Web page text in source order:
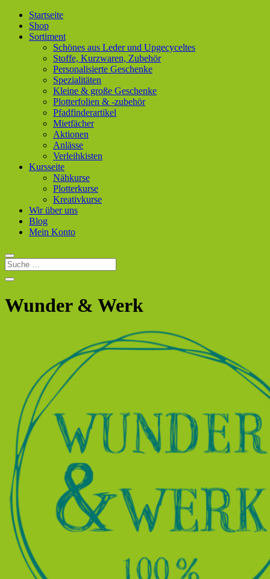
Startseite
Shop
Sortiment
Schönes aus Leder und Upgecyceltes
Stoffe, Kurzwaren, Zubehör
Personalisierte Geschenke
Spezialitäten
Kleine & große Geschenke
Plotterfolien & -zubehör
Pfadfinderartikel
Mietfächer
Aktionen
Anlässe
Verleihkisten
Kursseite
Nähkurse
Plotterkurse
Kreativkurse
Wir über uns
Blog
Mein Konto
Wunder & Werk